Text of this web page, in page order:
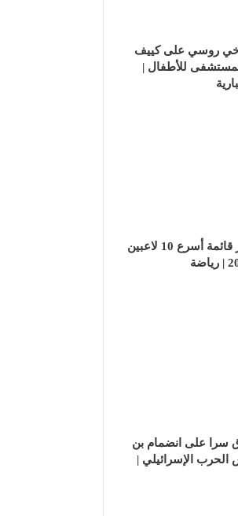
روسي على كييف
للأطفال |
مبابي يتصدر قائمة أسرع 10 لاعبين
سرا على انضمام بن
الإسرائيلي |